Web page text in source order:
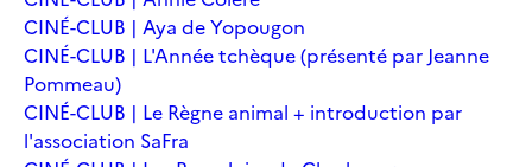
CINÉ-CLUB | Aya de Yopougon
CINÉ-CLUB | L'Année tchèque (présenté par Jeanne
Pommeau)
CINÉ-CLUB | Le Règne animal + introduction par
l'association SaFra